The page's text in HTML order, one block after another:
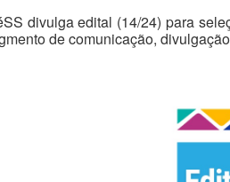
divulga edital (14/24) para
de comunicação,